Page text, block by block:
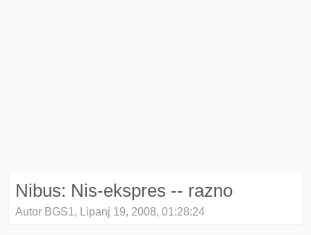
Nibus: Nis-ekspres -- razno
Autor BGS1, Lipanj 19, 2008, 01:28:24